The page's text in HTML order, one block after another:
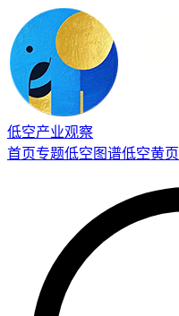
低空产业观察
首页专题低空图谱低空黄页